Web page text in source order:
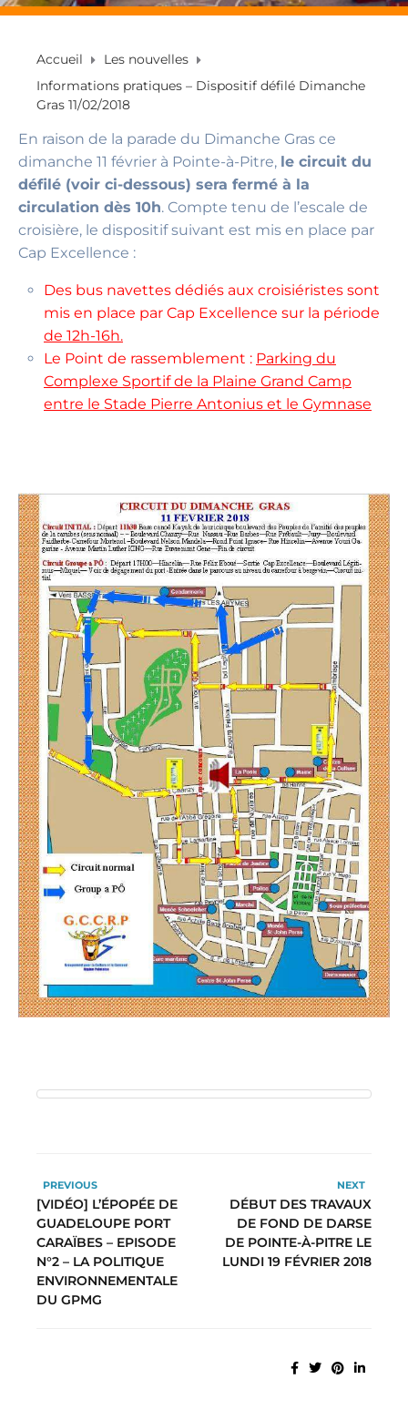
Accueil
Les nouvelles
Informations pratiques – Dispositif défilé Dimanche
Gras 11/02/2018
En raison de la parade du Dimanche Gras ce
dimanche 11 février à Pointe-à-Pitre, le circuit du
défilé (voir ci-dessous) sera fermé à la
circulation dès 10h. Compte tenu de l’escale de
croisière, le dispositif suivant est mis en place par
Cap Excellence :
Des bus navettes dédiés aux croisiéristes sont
mis en place par Cap Excellence sur la période
de 12h-16h.
Le Point de rassemblement : Parking du
Complexe Sportif de la Plaine Grand Camp
entre le Stade Pierre Antonius et le Gymnase
PREVIOUS
[VIDÉO] L’ÉPOPÉE DE
GUADELOUPE PORT
CARAÏBES – EPISODE
N°2 – LA POLITIQUE
ENVIRONNEMENTALE
DU GPMG
NEXT
DÉBUT DES TRAVAUX
DE FOND DE DARSE
DE POINTE-À-PITRE LE
LUNDI 19 FÉVRIER 2018